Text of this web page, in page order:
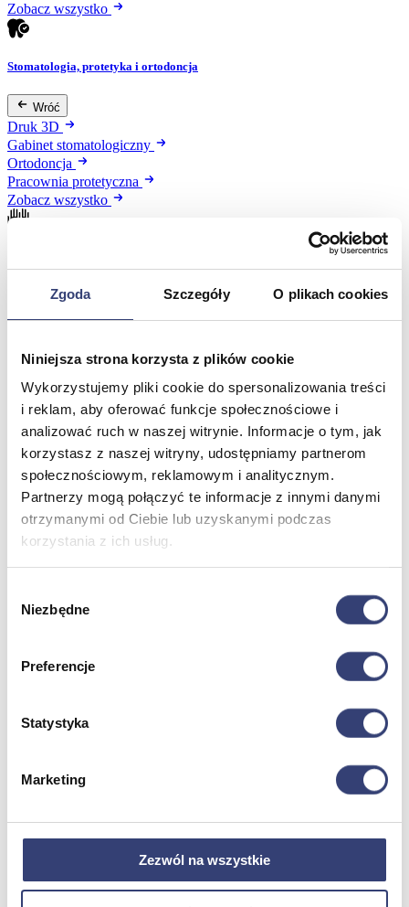
Zgoda Szczegóły O plikach cookies
Niniejsza strona korzysta z plików cookie
Wykorzystujemy pliki cookie do spersonalizowania treści
i reklam, aby oferować funkcje społecznościowe i
analizować ruch w naszej witrynie. Informacje o tym, jak
korzystasz z naszej witryny, udostępniamy partnerom
społecznościowym, reklamowym i analitycznym.
Partnerzy mogą połączyć te informacje z innymi danymi
otrzymanymi od Ciebie lub uzyskanymi podczas
korzystania z ich usług.
zgody
Niezbędne
Preferencje
Statystyka
Marketing
Zezwól na wszystkie
Zobacz wszystko
Stomatologia, protetyka i ortodoncja
Wróć
Druk 3D
Gabinet stomatologiczny
Ortodoncja
Pracownia protetyczna
Zobacz wszystko
Wróć
Artykuły ochronne jednorazowe
Pojemniki i worki na odpady
Sterylizacja
Materiały opatrunkowe
Asortyment drobny
Strzykawki i igły
Urządzenia
Zobacz wszystko
Profilaktyka i diagnostyka
Pulsoksymetry
Ciśnieniomierze
Artykuły Przeciwodleżynowe
Zobacz wszystko
Meble medyczne
Taborety i krzesła